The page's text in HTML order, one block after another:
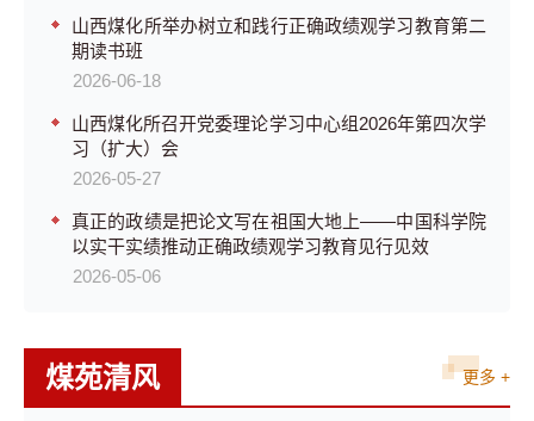
山西煤化所举办树立和践行正确政绩观学习教育第二
期读书班
2026-06-18
山西煤化所召开党委理论学习中心组2026年第四次学
习（扩大）会
2026-05-27
真正的政绩是把论文写在祖国大地上——中国科学院
以实干实绩推动正确政绩观学习教育见行见效
2026-05-06
煤苑清风 更多 +